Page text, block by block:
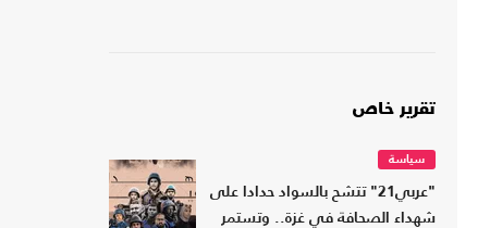
تقرير خاص
سياسة
"عربي21" تتشح بالسواد حدادا على
شهداء الصحافة في غزة.. وتستمر